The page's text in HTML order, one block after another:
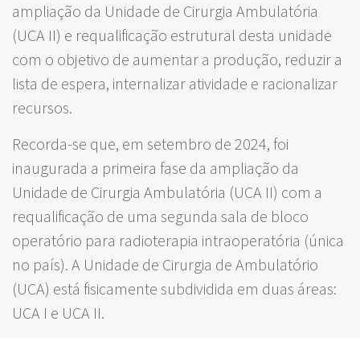
ampliação da Unidade de Cirurgia Ambulatória
(UCA II) e requalificação estrutural desta unidade
com o objetivo de aumentar a produção, reduzir a
lista de espera, internalizar atividade e racionalizar
recursos.
Recorda-se que, em setembro de 2024, foi
inaugurada a primeira fase da ampliação da
Unidade de Cirurgia Ambulatória (UCA II) com a
requalificação de uma segunda sala de bloco
operatório para radioterapia intraoperatória (única
no país). A Unidade de Cirurgia de Ambulatório
(UCA) está fisicamente subdividida em duas áreas:
UCA I e UCA II.